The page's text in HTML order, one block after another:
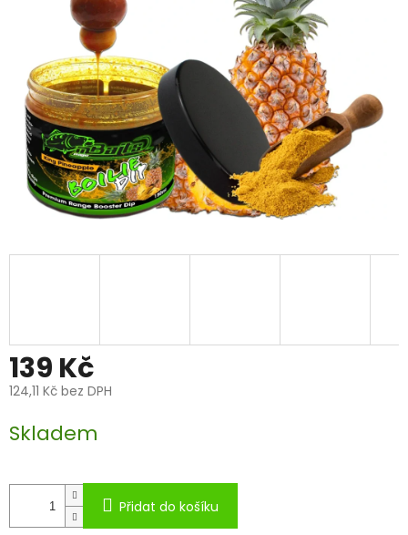
5
hvězdiček.
139 Kč
124,11 Kč bez DPH
cena:
Skladem
Přidat do košíku